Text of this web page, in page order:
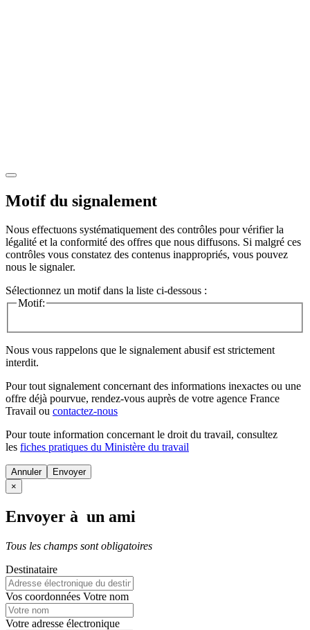
Motif du signalement
Nous effectuons systématiquement des contrôles pour vérifier la
légalité et la conformité des offres que nous diffusons. Si malgré ces
contrôles vous constatez des contenus inappropriés, vous pouvez
nous le signaler.
Sélectionnez un motif dans la liste ci-dessous :
Motif:
Nous vous rappelons que le signalement abusif est strictement
interdit.
Pour tout signalement concernant des informations inexactes ou une
offre déjà pourvue, rendez-vous auprès de votre agence France
Travail ou contactez-nous
Pour toute information concernant le droit du travail, consultez
les fiches pratiques du Ministère du travail
Annuler
×
Envoyer à un ami
Tous les champs sont obligatoires
Destinataire
Vos coordonnées Votre nom
Votre adresse électronique